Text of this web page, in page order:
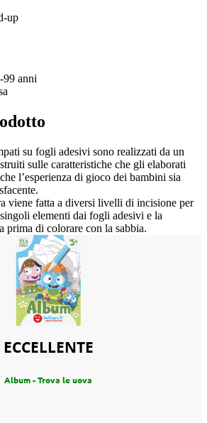
up
99 anni
su fogli adesivi sono realizzati da un
sulle caratteristiche che gli elaborati
l’esperienza di gioco dei bambini sia
viene fatta a diversi livelli di incisione per
elementi dai fogli adesivi e la
prima di colorare con la sabbia.
ECCELLENTE
Album - Trova le uova